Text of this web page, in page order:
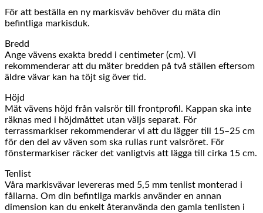
För att beställa en ny markisväv behöver du mäta din
befintliga markisduk.
Bredd
Ange vävens exakta bredd i centimeter (cm). Vi
rekommenderar att du mäter bredden på två ställen eftersom
äldre vävar kan ha töjt sig över tid.
Höjd
Mät vävens höjd från valsrör till frontprofil. Kappan ska inte
räknas med i höjdmåttet utan väljs separat. För
terrassmarkiser rekommenderar vi att du lägger till 15–25 cm
för den del av väven som ska rullas runt valsröret. För
fönstermarkiser räcker det vanligtvis att lägga till cirka 15 cm.
Tenlist
Våra markisvävar levereras med 5,5 mm tenlist monterad i
fållarna. Om din befintliga markis använder en annan
dimension kan du enkelt återanvända den gamla tenlisten i